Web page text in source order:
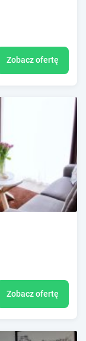
Zobacz ofertę
Zobacz ofertę